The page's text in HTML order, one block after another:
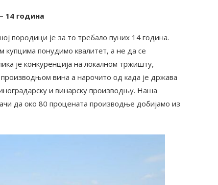
14 година
породици је за то требало пуних 14 година.
понудимо квалитет, а не да се
је конкуренција на локалном тржишту,
производњом вина а нарочито од када је држава
и винарску производњу. Наша
да око 80 процената производње добијамо из